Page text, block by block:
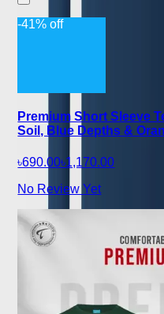
-41% off
Premium Short Sleeve
Soil, Blue Depths &
৳690.00৳1,170.00
No Review Yet